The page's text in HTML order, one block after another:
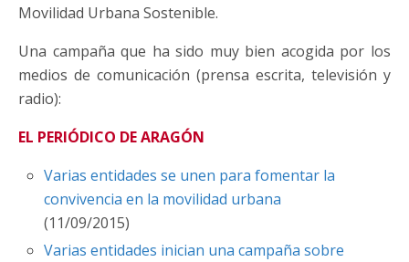
Movilidad Urbana Sostenible.
Una campaña que ha sido muy bien acogida por los
medios de comunicación (prensa escrita, televisión y
radio):
EL PERIÓDICO DE ARAGÓN
Varias entidades se unen para fomentar la
convivencia en la movilidad urbana
(11/09/2015)
Varias entidades inician una campaña sobre